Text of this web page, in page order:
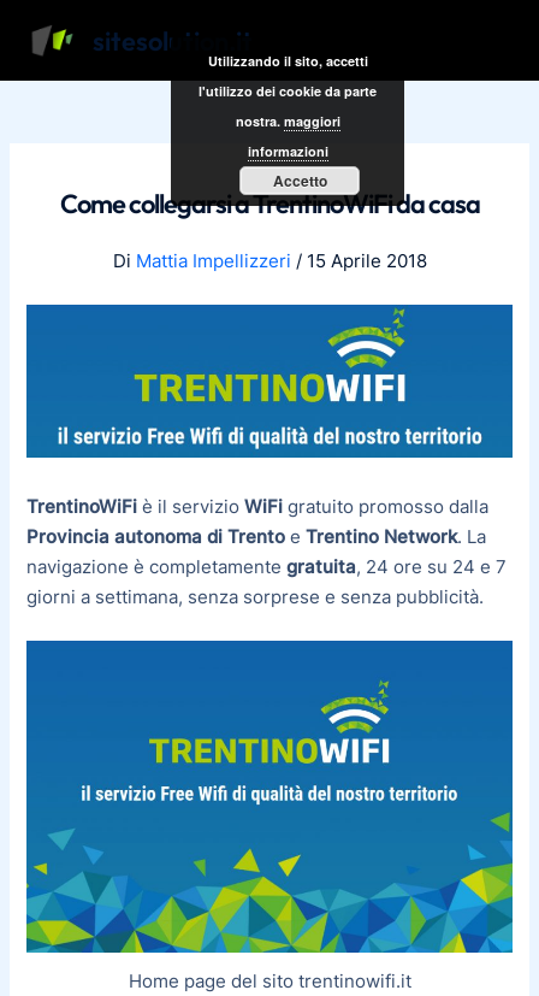
sitesolution.it
Come collegarsi a TrentinoWiFi da casa
Di Mattia Impellizzeri / 15 Aprile 2018
TrentinoWiFi è il servizioWiFi gratuito promosso dalla
Provincia autonoma di Trento eTrentino Network. La
navigazione è completamentegratuita, 24 ore su 24 e 7
giorni a settimana, senza sorprese e senza pubblicità.
Home page del sito trentinowifi.it
articoli
Utilizzando il sito, accetti
l'utilizzo dei cookie da parte
nostra. maggiori
informazioni
Accetto